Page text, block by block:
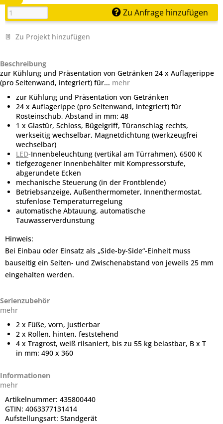
Zu Anfrage hinzufügen
Zu Projekt hinzufügen
Beschreibung
zur Kühlung und Präsentation von Getränken 24 x Auflagerippe
(pro Seitenwand, integriert) für... mehr
zur Kühlung und Präsentation von Getränken
24 x Auflagerippe (pro Seitenwand, integriert) für
Rosteinschub, Abstand in mm: 48
1 x Glastür, Schloss, Bügelgriff, Türanschlag rechts,
werkseitig wechselbar, Magnetdichtung (werkzeugfrei
wechselbar)
LED-Innenbeleuchtung (vertikal am Türrahmen), 6500 K
tiefgezogener Innenbehälter mit Kompressorstufe,
abgerundete Ecken
mechanische Steuerung (in der Frontblende)
Betriebsanzeige, Außenthermometer, Innenthermostat,
stufenlose Temperaturregelung
automatische Abtauung, automatische
Tauwasserverdunstung
Hinweis:
Bei Einbau oder Einsatz als „Side-by-Side“-Einheit muss
bauseitig ein Seiten- und Zwischenabstand von jeweils 25 mm
eingehalten werden.
Serienzubehör
mehr
2 x Füße, vorn, justierbar
2 x Rollen, hinten, feststehend
4 x Tragrost, weiß rilsaniert, bis zu 55 kg belastbar, B x T
in mm: 490 x 360
Informationen
mehr
Artikelnummer: 435800440
GTIN: 4063377131414
Aufstellungsart: Standgerät